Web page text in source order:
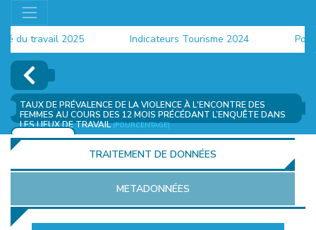
travail 2025 Indicateurs Tourisme 2024
TAUX DE PRÉVALENCE DE LA VIOLENCE À L'ENCONTRE DES
FEMMES AU COURS DES 12 MOIS PRÉCÉDANT L’ENQUÊTE DANS
LES LIEUX DE TRAVAIL(POURCENTAGE)
AJOUTER
TRAITEMENT DE DONNÉES
METADONNÉES